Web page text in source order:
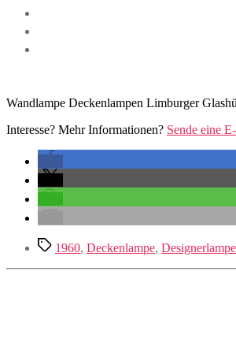
Wandlampe Deckenlampen Limburger
Interesse? Mehr Informationen? Sende eine
Schlagwörter
1960, Deckenlampe, Designerlampe